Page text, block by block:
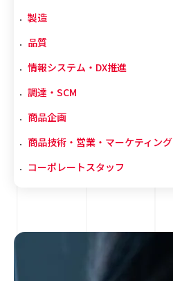
製造
品質
情報システム・DX推進
調達・SCM
商品企画
商品技術・営業・マーケティング
コーポレートスタッフ